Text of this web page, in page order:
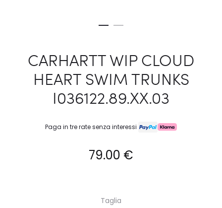
CARHARTT WIP CLOUD
HEART SWIM TRUNKS
I036122.89.XX.03
Paga in tre rate senza interessi
79.00 €
Taglia